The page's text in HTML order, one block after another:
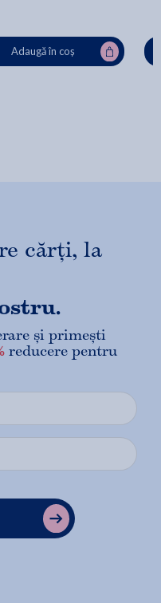
Adaugă în coș
cărți, la
și primești
reducere pentru